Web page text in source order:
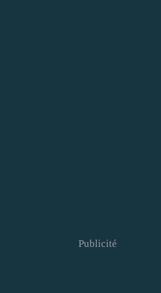
Publicité